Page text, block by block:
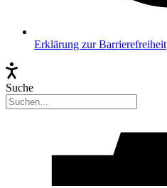
Erklärung zur Barrierefreiheit
Suche